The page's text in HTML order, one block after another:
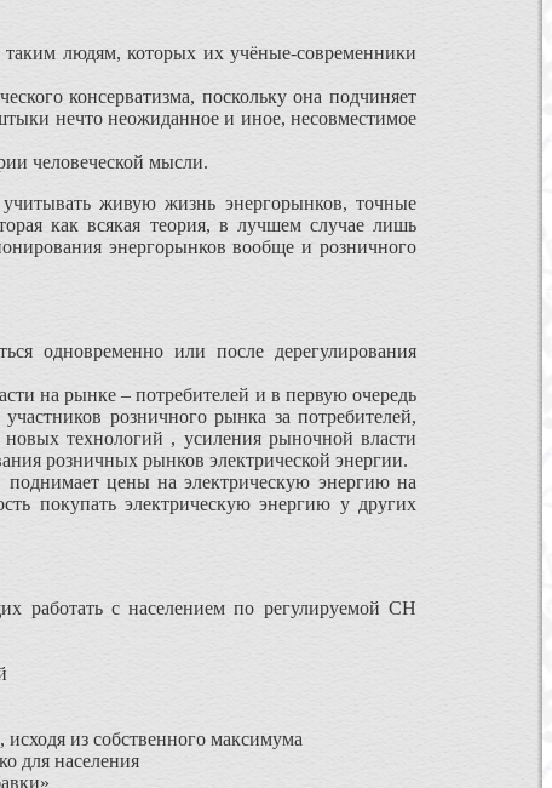
людям, которых их учёные-современники
консерватизма, поскольку она подчиняет
нечто неожиданное и иное, несовместимое
человеческой мысли.
живую жизнь энергорынков, точные
как всякая теория, в лучшем случае лишь
энергорынков вообще и розничного
одновременно или после дерегулирования
на рынке – потребителей и в первую очередь
розничного рынка за потребителей,
технологий , усиления рыночной власти
розничных рынков электрической энергии.
поднимает цены на электрическую энергию на
покупать электрическую энергию у других
работать с населением по регулируемой СН
из собственного максимума
для населения